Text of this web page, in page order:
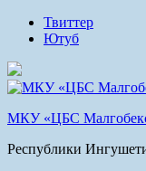
Твиттер
Ютуб
МКУ «ЦБС
Республики